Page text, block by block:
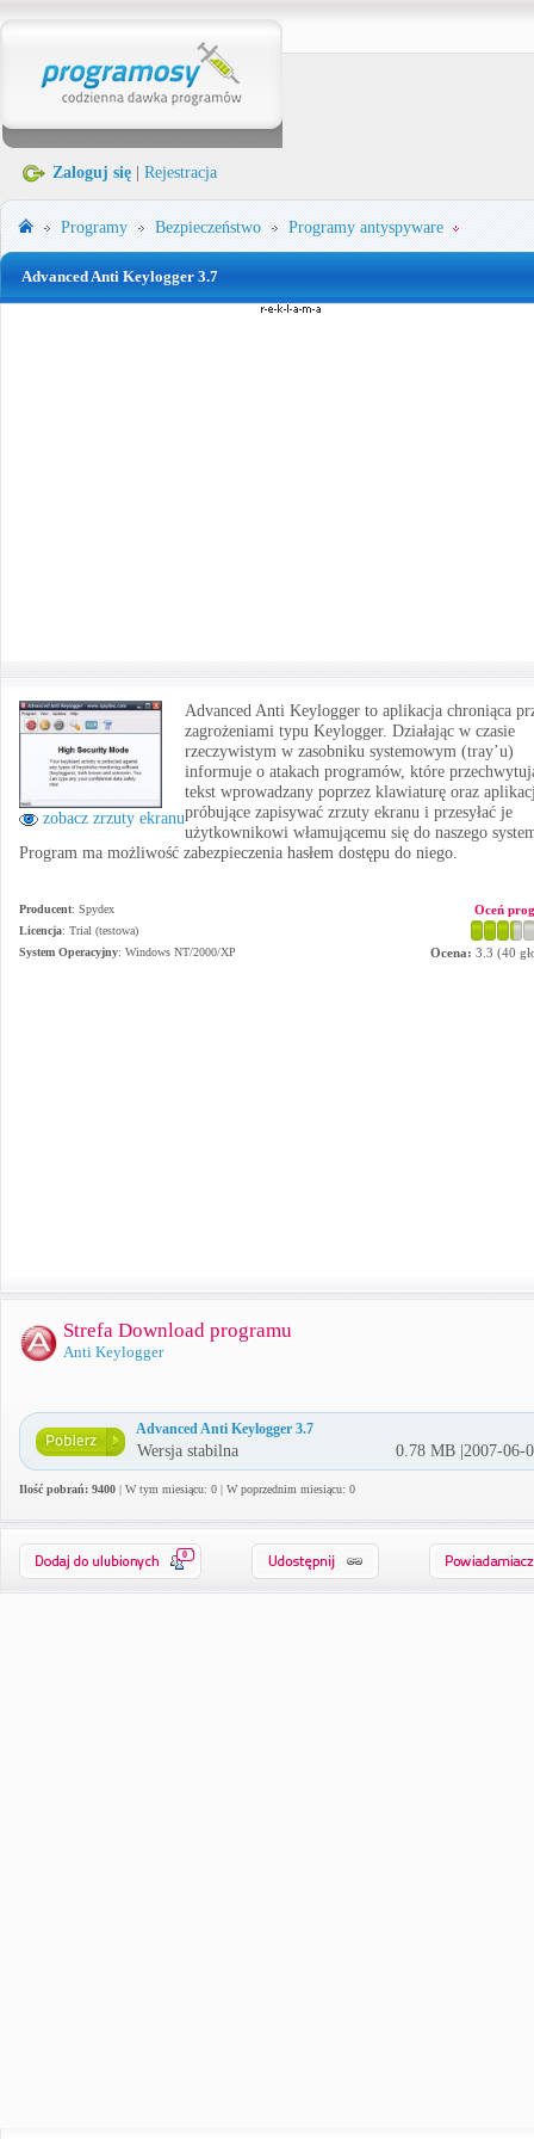
Zaloguj się Rejestracja
Programy Bezpieczeństwo Programy antyspyware
Advanced Anti Keylogger 3.7
zobacz zrzuty ekranu
Advanced Anti Keylogger to aplikacja chroniąca
zagrożeniami typu Keylogger. Działając w czasie
rzeczywistym w zasobniku systemowym (tray’u)
informuje o atakach programów, które
tekst wprowadzany poprzez klawiaturę oraz
próbujące zapisywać zrzuty ekranu i przesyłać je
użytkownikowi włamującemu się do naszego
Program ma możliwość zabezpieczenia hasłem dostępu do niego.
Producent: Spydex
Licencja: Trial (testowa)
System Operacyjny: Windows NT/2000/XP
Oceń
Ocena: 3.3 (40
Strefa Download programu
Anti Keylogger
Advanced Anti Keylogger 3.7
Wersja stabilna 0.78 MB |2007-06-
Ilość pobrań: 9400 | W tym miesiącu: 0 | W poprzednim miesiącu: 0
0